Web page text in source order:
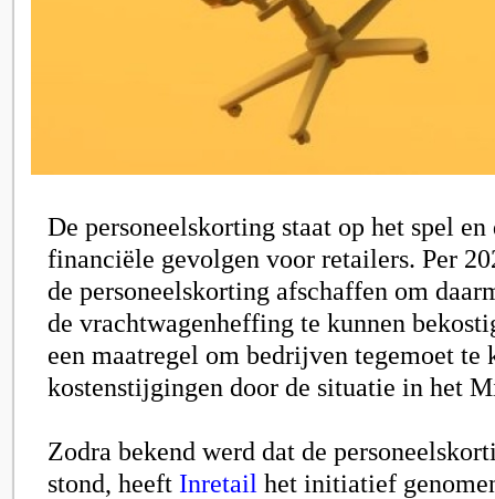
De personeelskorting staat op het spel
financiële gevolgen voor retailers. Per
de personeelskorting afschaffen om
de vrachtwagenheffing te kunnen
een maatregel om bedrijven tegemoet te
kostenstijgingen door de situatie in het
Zodra bekend werd dat de
stond, heeft Inretail het initiatief